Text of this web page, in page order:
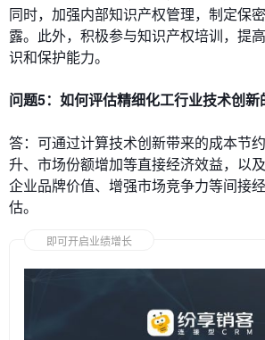
同时，加强内部知识产权管理，制定保
露。此外，积极参与知识产权培训，提
识和保护能力。
问题5：如何评估精细化工行业技术创新
答：可通过计算技术创新带来的成本节
升、市场份额增加等直接经济效益，以
企业品牌价值、增强市场竞争力等间接
估。
即可开启业绩增长